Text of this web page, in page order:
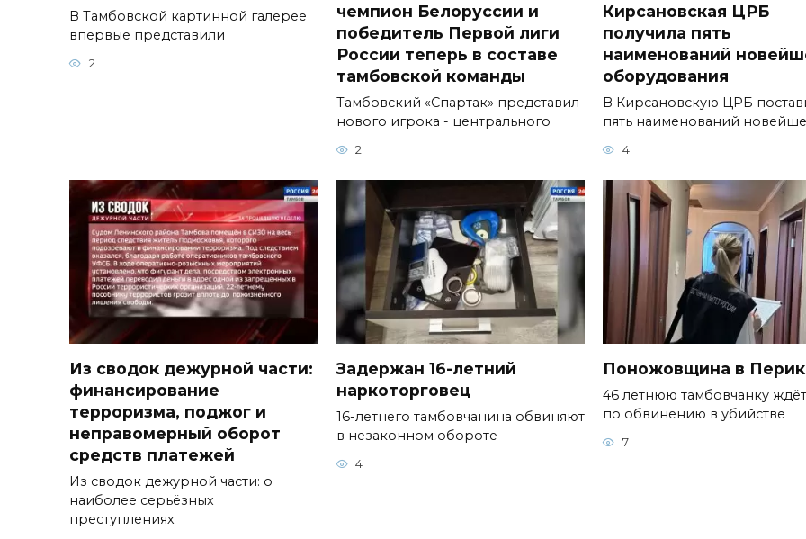
В Тамбовской картинной галерее
впервые представили
2
чемпион Белоруссии и
победитель Первой лиги
России теперь в составе
тамбовской команды
Тамбовский «Спартак» представил
нового игрока - центрального
2
Кирсановская ЦРБ
получила пять
наименований
оборудования
В Кирсановскую ЦРБ
пять наименований
4
Из сводок дежурной части:
финансирование
терроризма, поджог и
неправомерный оборот
средств платежей
Из сводок дежурной части: о
наиболее серьёзных
преступлениях
Задержан 16-летний
наркоторговец
16-летнего тамбовчанина обвиняют
в незаконном обороте
4
Поножовщина в
46 летнюю тамбовчанку
по обвинению в убийстве
7